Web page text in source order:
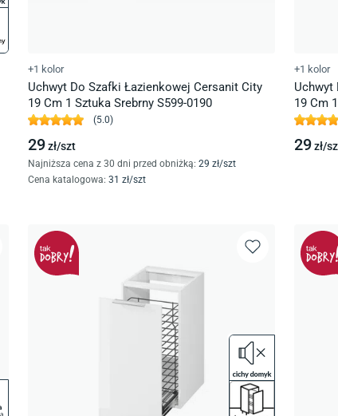
+1 kolor
Uchwyt Do Szafki Łazienkowej Cersanit City
19 Cm 1 Sztuka Srebrny S599-0190
(5.0)
29zł/szt
Najniższa cena z 30 dni przed obniżką: 29 zł/szt
Cena katalogowa: 31 zł/szt
+1 kolor
Uchwyt
19 Cm
29zł/